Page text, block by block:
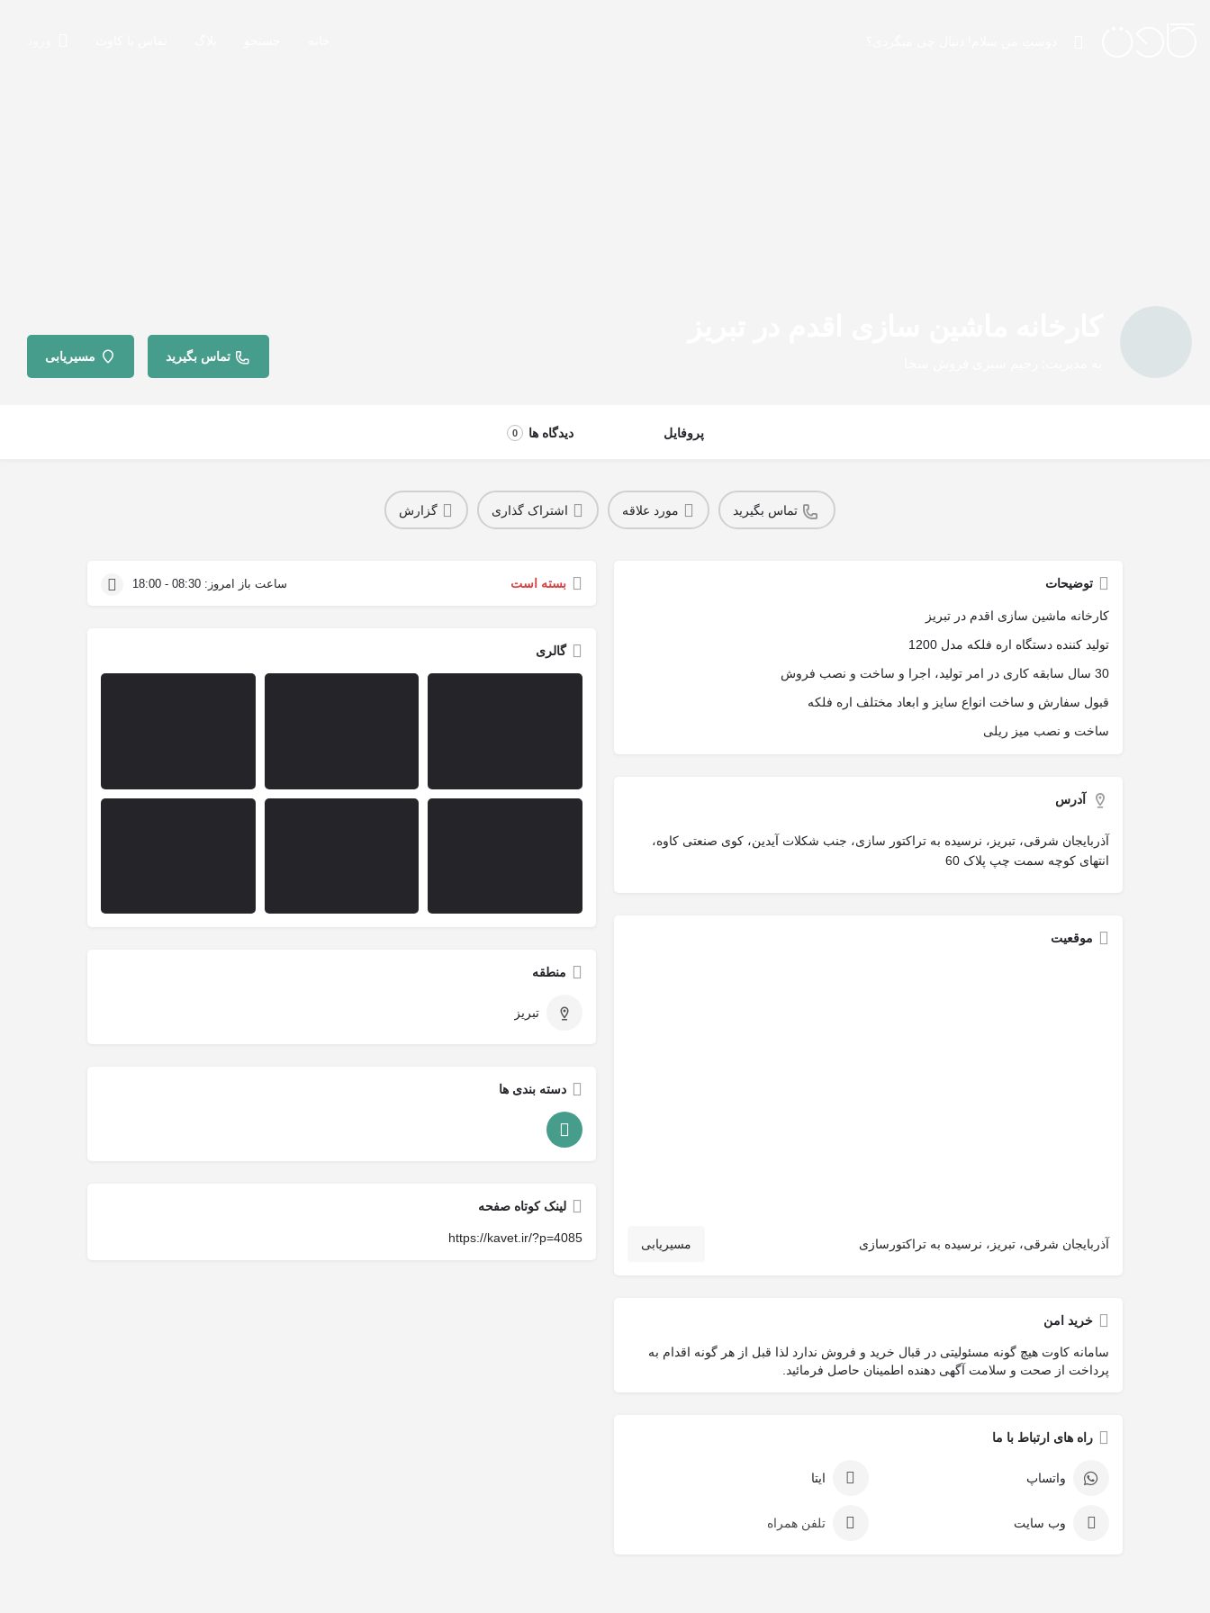
تماس بگیرید مسیریابی
پروفایل دیدگاه ها 0
تماس بگیرید مورد علاقه اشتراک گذاری گزارش
توضیحات
کارخانه ماشین سازی اقدم در تبریز
تولید کننده دستگاه اره فلکه مدل 1200
30 سال سابقه کاری در امر تولید، اجرا و ساخت و نصب فروش
قبول سفارش و ساخت انواع سایز و ابعاد مختلف اره فلکه
ساخت و نصب میز ریلی
آدرس
آذربایجان‌ شرقی، تبریز، نرسیده به تراکتور سازی، جنب شکلات آیدین، کوی صنعتی کاوه،
انتهای کوچه سمت چپ پلاک 60
موقعیت
آذربایجان‌ شرقی، تبریز، نرسیده به تراکتورسازی مسیریابی
خرید امن
سامانه کاوت هیچ گونه مسئولیتی در قبال خرید و فروش ندارد لذا قبل از هر گونه اقدام به
پرداخت از صحت و سلامت آگهی دهنده اطمینان حاصل فرمائید.
راه های ارتباط با ما
واتساپ ایتا
وب سایت تلفن همراه
بسته است ساعت باز امروز: 08:30 - 18:00
گالری
منطقه
تبریز
دسته بندی ها
لینک کوتاه صفحه
https://kavet.ir/?p=4085